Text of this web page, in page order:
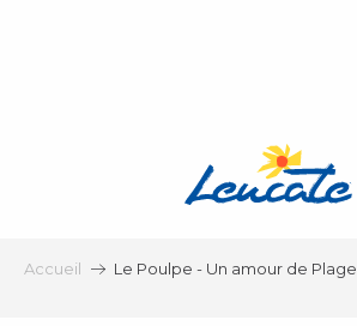
Accueil Le Poulpe - Un amour de Plage